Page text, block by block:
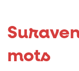
mots